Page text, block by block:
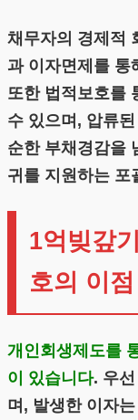
채무자의 경제적
과 이자면제를 통
또한 법적보호를
수 있으며, 압류
순한 부채경감을
귀를 지원하는 포
1억빚갚
호의 이점
개인회생제도를
이 있습니다. 우
며, 발생한 이자